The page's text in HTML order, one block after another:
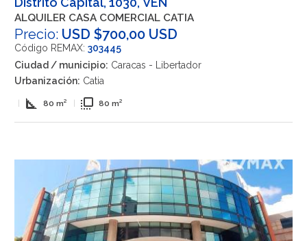
ALQUILER CASA COMERCIAL CATIA
Precio: USD $700,00 USD
Código REMAX: 303445
Ciudad / municipio: Caracas - Libertador
Urbanización: Catia
square_foot 80 m² flip_to_front 80 m²